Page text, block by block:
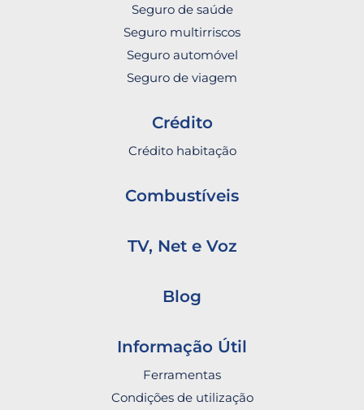
Seguro de saúde
Seguro multirriscos
Seguro automóvel
Seguro de viagem
Crédito
Crédito habitação
Combustíveis
TV, Net e Voz
Blog
Informação Útil
Ferramentas
Condições de utilização